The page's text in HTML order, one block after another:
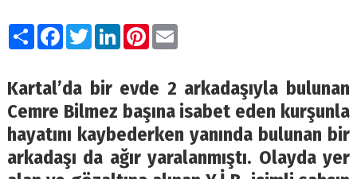
PaylaşFacebook
TwitterLinkedIn
Pinterest
Email
Kartal’da bir evde 2 arkadaşıyla bulunan
Cemre Bilmez başına isabet eden kurşunla
hayatını kaybederken yanında bulunan bir
arkadaşı da ağır yaralanmıştı. Olayda yer